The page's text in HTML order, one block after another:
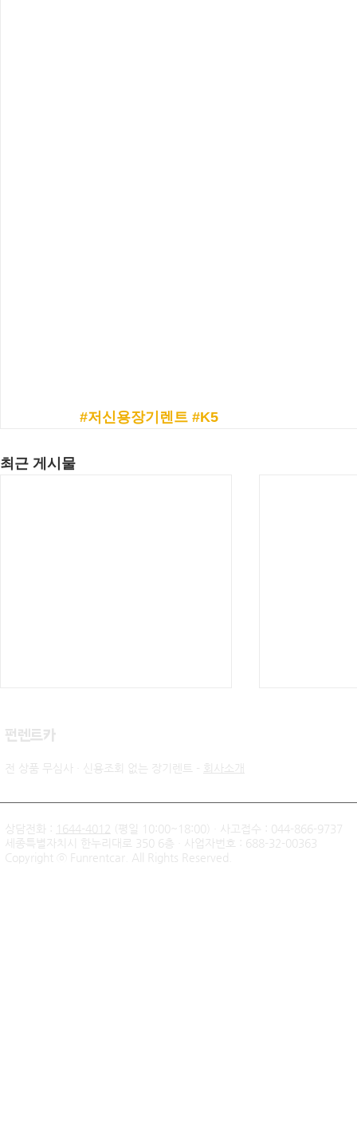
#저신용장기렌트 #K5
최근 게시물
신불자 기아 쏘렌토 하이브리
드 무심사 장기렌트 출고후기
팰리세이드
​펀렌트카
전 상품 무심사 · 신용조회 없는 장기렌트 - 회사소개
상담전화 : 1644-4012
(평일 10:00~18:00) · 사고접수 : 044-866-9737
세종특별자치시 한누리대로 350 6층 · 사업자번호 : 688-32-00363
Copyright ⓒ Funrentcar. All Rights Reserved.